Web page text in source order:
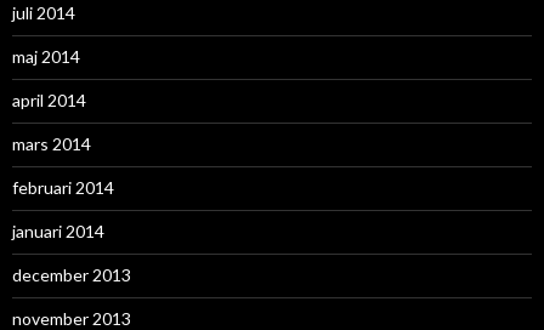
juli 2014
maj 2014
april 2014
mars 2014
februari 2014
januari 2014
december 2013
november 2013